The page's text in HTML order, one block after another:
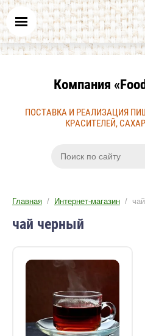
Компания
ПОСТАВКА И РЕАЛИЗАЦИЯ
КРАСИТЕЛЕЙ,
Главная / Интернет-магазин /
чай черный